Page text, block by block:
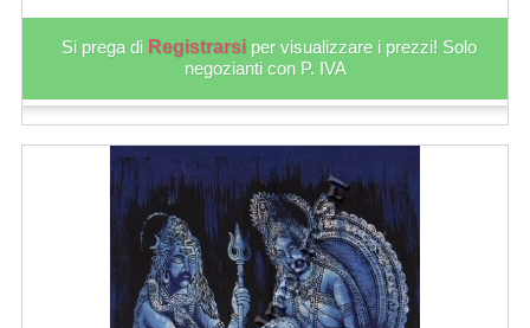
Si prega di Registrarsi per visualizzare i prezzi! Solo
negozianti con P. IVA